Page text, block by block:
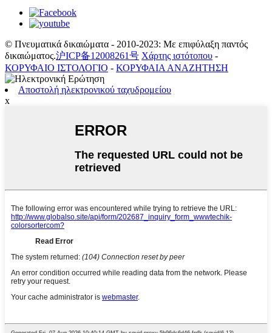
© Πνευματικά δικαιώματα - 2010-2023: Με επιφύλαξη παντός
δικαιώματος.沪ICP备12008261号 Χάρτης ιστότοπου -
ΚΟΡΥΦΑΙΟ ΙΣΤΟΛΟΓΙΟ - ΚΟΡΥΦΑΙΑ ΑΝΑΖΗΤΗΣΗ
Αποστολή ηλεκτρονικού ταχυδρομείου
x